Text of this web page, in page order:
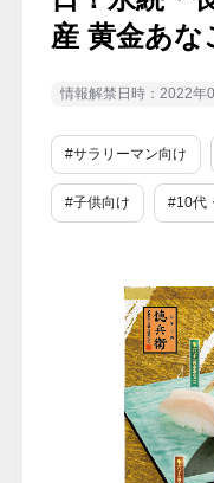
産 黄金あな
情報解禁日時：2022年
#サラリーマン向け
#子供向け #10代